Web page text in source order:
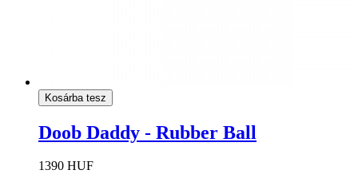
Kosárba tesz
Doob Daddy - Rubber Ball
1390 HUF